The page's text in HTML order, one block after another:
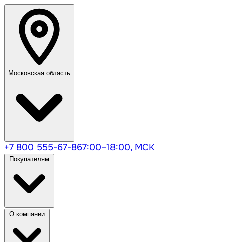
Московская область
+7 800 555-67-867:00–18:00, МСК